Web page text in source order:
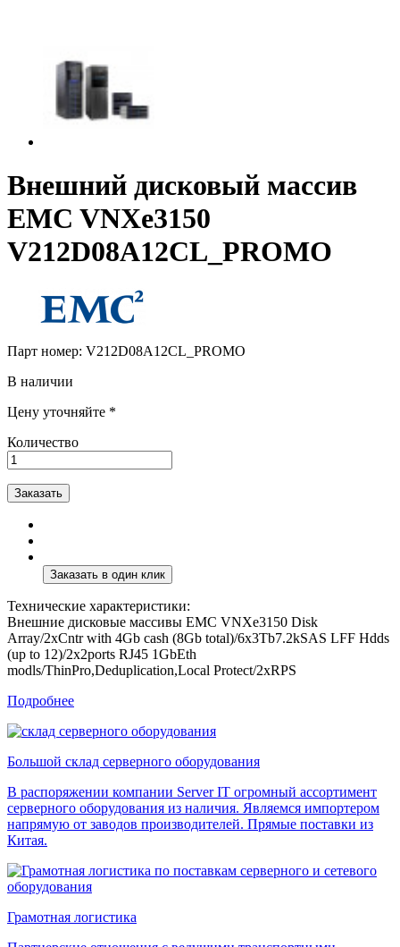
Внешний дисковый массив
EMC VNXe3150
V212D08A12CL_PROMO
Парт номер: V212D08A12CL_PROMO
В наличии
Цену уточняйте *
Количество
Заказать
Технические характеристики:
Внешние дисковые массивы EMC VNXe3150 Disk
Array/2xCntr with 4Gb cash (8Gb total)/6x3Tb7.2kSAS LFF Hdds
(up to 12)/2x2ports RJ45 1GbEth
modls/ThinPro,Deduplication,Local Protect/2xRPS
Подробнее
Большой склад серверного оборудования
В распоряжении компании Server IT огромный ассортимент
серверного оборудования из наличия. Являемся импортером
напрямую от заводов производителей. Прямые поставки из
Китая.
Грамотная логистика